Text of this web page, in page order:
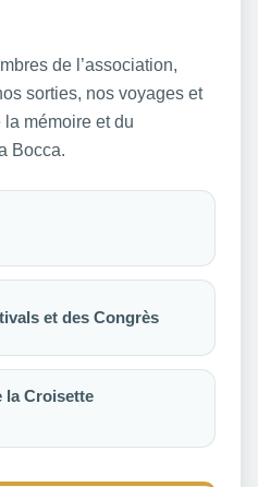
de l’association,
sorties, nos voyages et
mémoire et du
Bocca.
et des Congrès
la Croisette